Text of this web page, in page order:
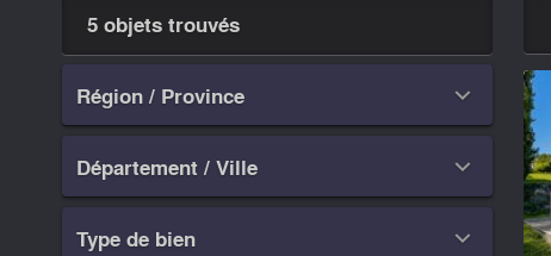
5 objets trouvés
Région / Province 
Département / Ville 
Type de bien 